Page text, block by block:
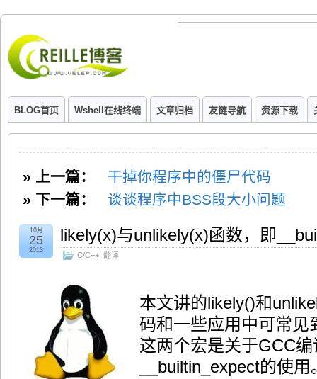
BLOG首页 Wshell在线终端 文章归档 友链导航 资源下载
» 上一篇：
干掉你程序中的僵尸代码
» 下一篇：
谈谈程序中BSS段大小问题
likely(x)与unlikely(x)函数，即
C/C++ 翻译
10月
25
2013
本文讲的likely()和
码和一些应用中可常见
这两个宏是关于GCC
__builtin_expect的使用